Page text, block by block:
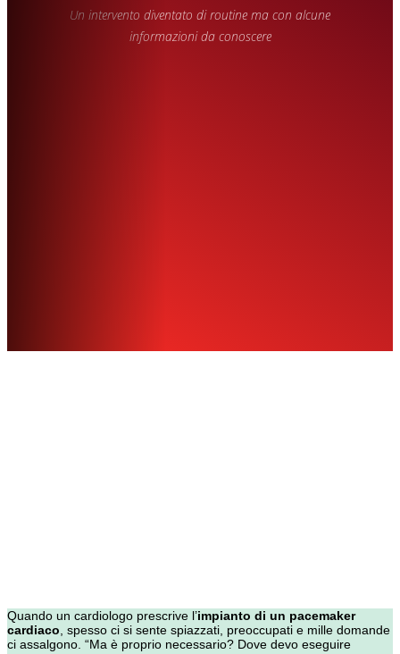
Un intervento diventato di routine ma con alcune
informazioni da conoscere
Quando un cardiologo prescrive l’impianto di un pacemaker
cardiaco , spesso ci si sente spiazzati, preoccupati e mille domande
ci assalgono. “Ma è proprio necessario? Dove devo eseguire